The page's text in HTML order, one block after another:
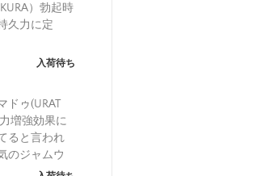
）勃起時
久力に定
入荷待ち
ドゥ(URAT
増強効果に
ると言われ
のジャムウ